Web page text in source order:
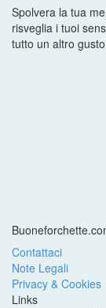
Spolvera la tua
risveglia i tuoi
tutto un altro
Contattaci
Note Legali
Privacy & Cookies
Links